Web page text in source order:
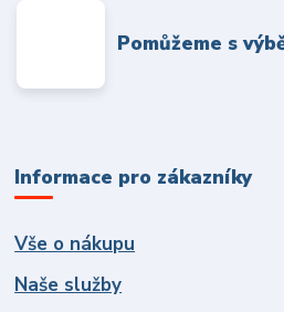
Pomůžeme s
Informace pro zákazníky
Vše o nákupu
Naše služby